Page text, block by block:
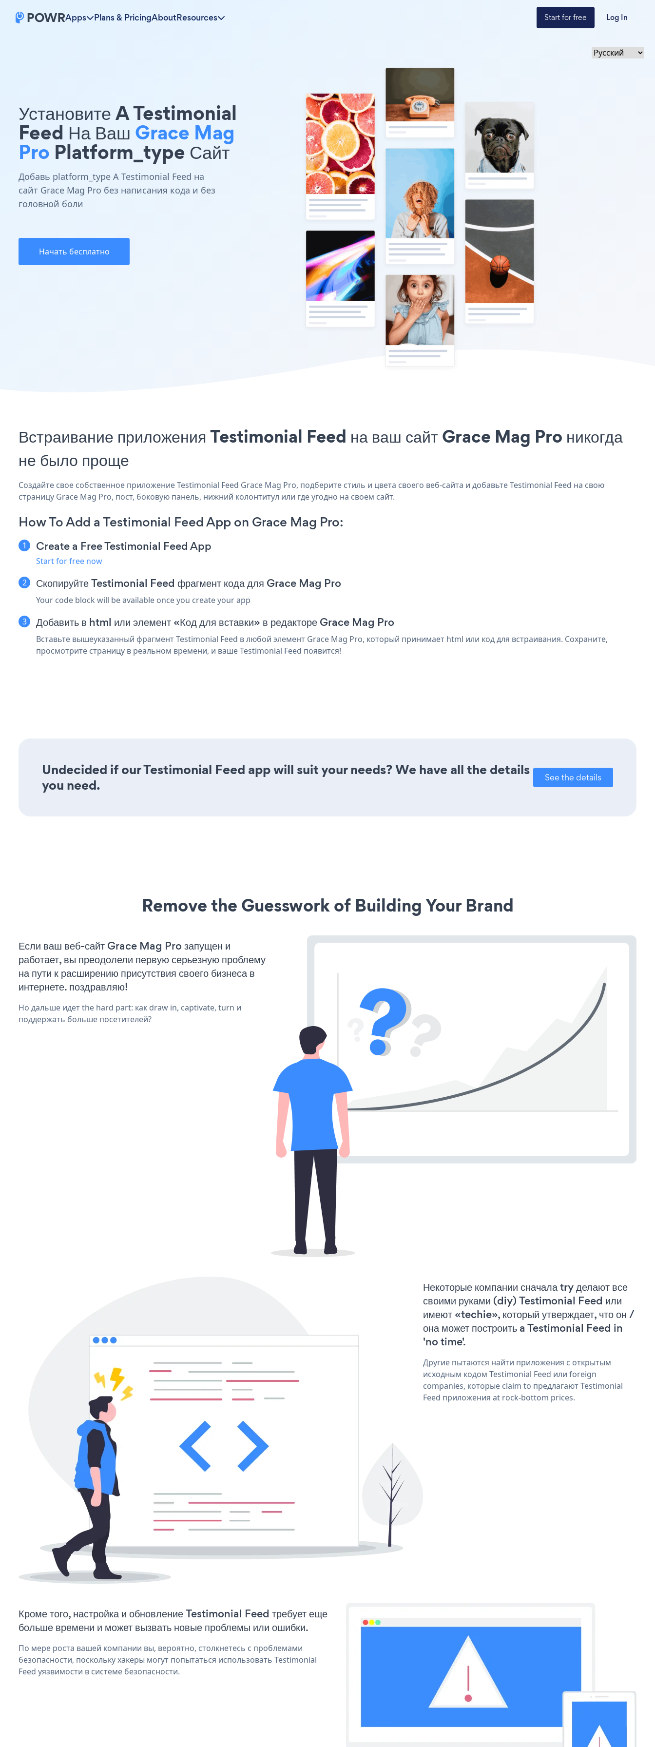
Apps Plans & PricingAboutResources Start for free Log In
Установите A Testimonial
Feed На Ваш Grace Mag
Pro Platform_type Сайт
Добавь platform_type A Testimonial Feed на
сайт Grace Mag Pro без написания кода и без
головной боли
Начать бесплатно
Встраивание приложения Testimonial Feed на ваш сайт Grace Mag Pro никогда
не было проще
Создайте свое собственное приложение Testimonial Feed Grace Mag Pro, подберите стиль и цвета своего веб-сайта и добавьте Testimonial Feed на свою
страницу Grace Mag Pro, пост, боковую панель, нижний колонтитул или где угодно на своем сайт.
How To Add a Testimonial Feed App on Grace Mag Pro:
Create a Free Testimonial Feed App
Start for free now
Скопируйте Testimonial Feed фрагмент кода для Grace Mag Pro
Your code block will be available once you create your app
Добавить в html или элемент «Код для вставки» в редакторе Grace Mag Pro
Вставьте вышеуказанный фрагмент Testimonial Feed в любой элемент Grace Mag Pro, который принимает html или код для встраивания. Сохраните,
просмотрите страницу в реальном времени, и ваше Testimonial Feed появится!
Undecided if our Testimonial Feed app will suit your needs? We have all the details
you need.
See the details
Remove the Guesswork of Building Your Brand
Если ваш веб-сайт Grace Mag Pro запущен и
работает, вы преодолели первую серьезную проблему
на пути к расширению присутствия своего бизнеса в
интернете. поздравляю!
Но дальше идет the hard part: как draw in, captivate, turn и
поддержать больше посетителей?
Некоторые компании сначала try делают все
своими руками (diy) Testimonial Feed или
имеют «techie», который утверждает, что он /
она может построить a Testimonial Feed in
'no time'.
Другие пытаются найти приложения с открытым
исходным кодом Testimonial Feed или foreign
companies, которые claim to предлагают Testimonial
Feed приложения at rock-bottom prices.
Кроме того, настройка и обновление Testimonial Feed требует еще
больше времени и может вызвать новые проблемы или ошибки.
По мере роста вашей компании вы, вероятно, столкнетесь с проблемами
безопасности, поскольку хакеры могут попытаться использовать Testimonial
Feed уязвимости в системе безопасности.